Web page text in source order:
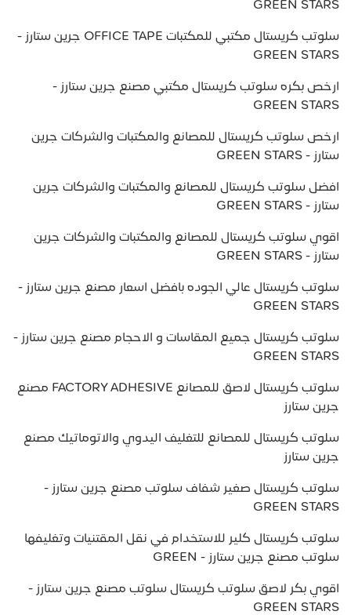
GREEN STARS
سلوتب كريستال مكتبي للمكتبات OFFICE TAPE جرين ستارز -
GREEN STARS
ارخص بكره سلوتب كريستال مكتبي مصنع جرين ستارز -
GREEN STARS
ارخص سلوتب كريستال للمصانع والمكتبات والشركات جرين
ستارز - GREEN STARS
افضل سلوتب كريستال للمصانع والمكتبات والشركات جرين
ستارز - GREEN STARS
اقوي سلوتب كريستال للمصانع والمكتبات والشركات جرين
ستارز - GREEN STARS
سلوتب كريستال عالي الجوده بافضل اسعار مصنع جرين ستارز -
GREEN STARS
سلوتب كريستال جميع المقاسات و الاحجام مصنع جرين ستارز -
GREEN STARS
سلوتب كريستال لاصق للمصانع FACTORY ADHESIVE مصنع
جرين ستارز
سلوتب كريستال للمصانع للتغليف اليدوي والاتوماتيك مصنع
جرين ستارز
سلوتب كريستال صغير شفاف سلوتب مصنع جرين ستارز -
GREEN STARS
سلوتب كريستال كلير للاستخدام في نقل المقتنيات وتغليفها
سلوتب مصنع جرين ستارز - GREEN
اقوي بكر لاصق سلوتب كريستال سلوتب مصنع جرين ستارز -
GREEN STARS